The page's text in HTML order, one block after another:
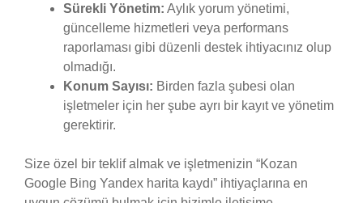
Sürekli Yönetim: Aylık yorum yönetimi,
güncelleme hizmetleri veya performans
raporlaması gibi düzenli destek ihtiyacınız olup
olmadığı.
Konum Sayısı: Birden fazla şubesi olan
işletmeler için her şube ayrı bir kayıt ve yönetim
gerektirir.
Size özel bir teklif almak ve işletmenizin “Kozan
Google Bing Yandex harita kaydı” ihtiyaçlarına en